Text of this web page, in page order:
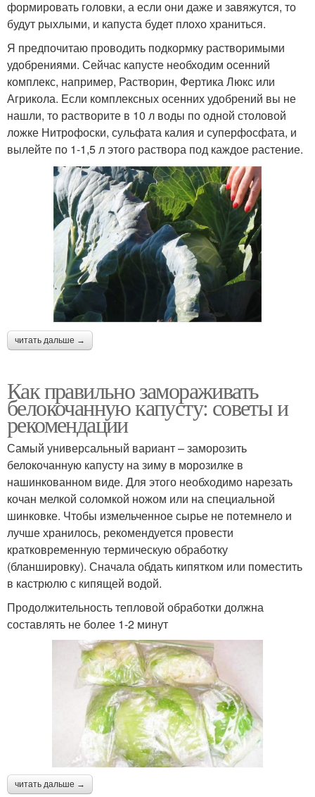
формировать головки, а если они даже и завяжутся, то
будут рыхлыми, и капуста будет плохо храниться.
Я предпочитаю проводить подкормку растворимыми
удобрениями. Сейчас капусте необходим осенний
комплекс, например, Растворин, Фертика Люкс или
Агрикола. Если комплексных осенних удобрений вы не
нашли, то растворите в 10 л воды по одной столовой
ложке Нитрофоски, сульфата калия и суперфосфата, и
вылейте по 1-1,5 л этого раствора под каждое растение.
читать дальше →
Как правильно замораживать
белокочанную капусту: советы и
рекомендации
Самый универсальный вариант – заморозить
белокочанную капусту на зиму в морозилке в
нашинкованном виде. Для этого необходимо нарезать
кочан мелкой соломкой ножом или на специальной
шинковке. Чтобы измельченное сырье не потемнело и
лучше хранилось, рекомендуется провести
кратковременную термическую обработку
(бланшировку). Сначала обдать кипятком или поместить
в кастрюлю с кипящей водой.
Продолжительность тепловой обработки должна
составлять не более 1-2 минут
читать дальше →